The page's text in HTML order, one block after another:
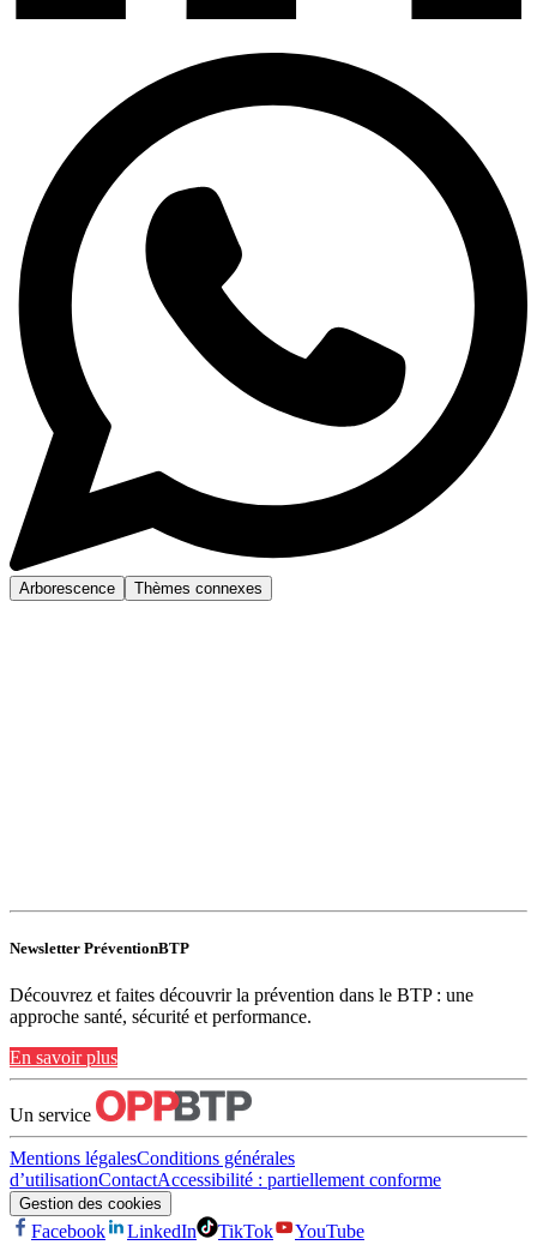
Arborescence Thèmes connexes
Newsletter PréventionBTP
Découvrez et faites découvrir la prévention dans le BTP : une
approche santé, sécurité et performance.
En savoir plus
Un service
Mentions légalesConditions générales
d’utilisationContactAccessibilité : partiellement conforme
Gestion des cookies
Facebook LinkedIn TikTok
YouTube